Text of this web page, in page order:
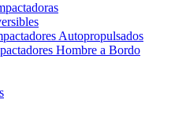
Autopropulsados
Hombre a Bordo